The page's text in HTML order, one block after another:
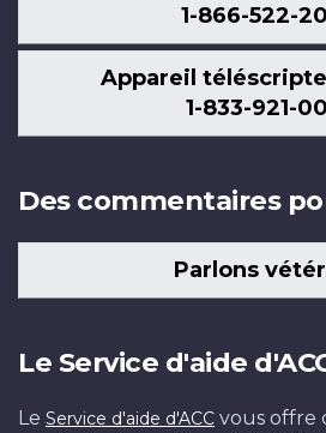
1-866-522-
Appareil
1-833-921-
Des commentaires
Parlons
Le Service d'aide
Le Service d'aide d'ACC vous offre